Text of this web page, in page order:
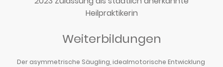
Heilpraktikerin
Weiterbildungen
Der asymmetrische Säugling, idealmotorische Entwicklung